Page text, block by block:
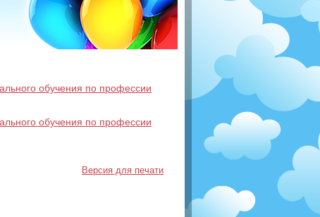
обучения по профессии
обучения по профессии
Версия для печати